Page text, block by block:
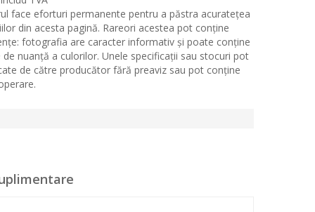
face eforturi permanente pentru a păstra acuratețea
din acesta pagină. Rareori acestea pot conține
fotografia are caracter informativ și poate conține
de nuanță a culorilor. Unele specificații sau stocuri pot
de către producător fără preaviz sau pot conține